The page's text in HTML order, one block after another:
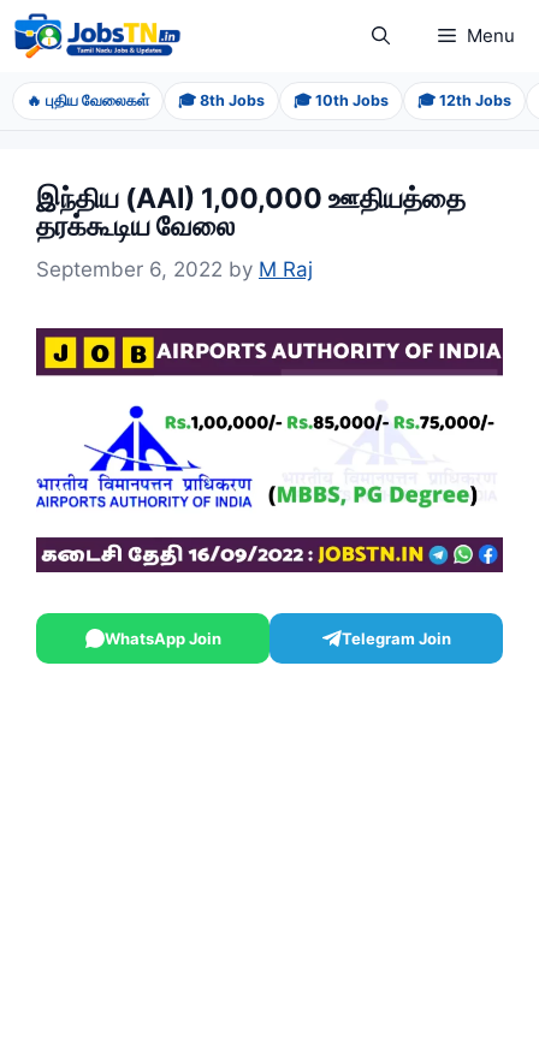
Skip
to
content
Menu
🔥 புதிய வேலைகள் 🎓 8th Jobs 🎓 10th Jobs 🎓 12th Jobs
இந்திய (AAI) 1,00,000 ஊதியத்தை
தரக்கூடிய வேலை
September 6, 2022 by M Raj
WhatsApp Join Telegram Join